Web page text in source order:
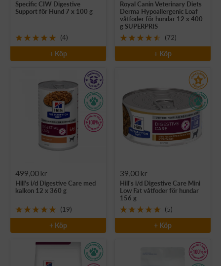
pris
Specific CIW Digestive
Support för Hund 7 x 100 g
(4)
+ Köp
pris
Royal Canin Veterinary Diets
Derma Hypoallergenic Loaf
våtfoder för hundar 12 x 400
g SUPERPRIS
(72)
+ Köp
Rea-
pris
499,00 kr
Hill's i/d Digestive Care med
kalkon 12 x 360 g
(19)
+ Köp
Rea-
pris
39,00 kr
Hill's i/d Digestive Care Mini
Low Fat våtfoder för hundar
156 g
(5)
+ Köp